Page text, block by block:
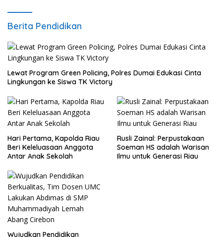
Berita Pendidikan
Lewat Program Green Policing, Polres Dumai Edukasi Cinta
Lingkungan ke Siswa TK Victory
Hari Pertama, Kapolda Riau
Beri Keleluasaan Anggota
Antar Anak Sekolah
Rusli Zainal: Perpustakaan
Soeman HS adalah Warisan
Ilmu untuk Generasi Riau
Wujudkan Pendidikan